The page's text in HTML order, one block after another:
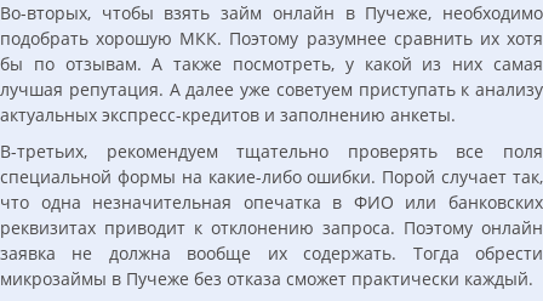
Во-вторых, чтобы взять займ онлайн в Пучеже, необходимо
подобрать хорошую МКК. Поэтому разумнее сравнить их хотя
бы по отзывам. А также посмотреть, у какой из них самая
лучшая репутация. А далее уже советуем приступать к анализу
актуальных экспресс-кредитов и заполнению анкеты.
В-третьих, рекомендуем тщательно проверять все поля
специальной формы на какие-либо ошибки. Порой случает так,
что одна незначительная опечатка в ФИО или банковских
реквизитах приводит к отклонению запроса. Поэтому онлайн
заявка не должна вообще их содержать. Тогда обрести
микрозаймы в Пучеже без отказа сможет практически каждый.